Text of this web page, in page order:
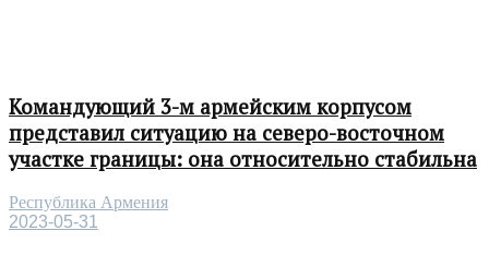
Командующий 3-м армейским корпусом
представил ситуацию на северо-восточном
участке границы: она относительно стабильна
Республика Армения
2023-05-31